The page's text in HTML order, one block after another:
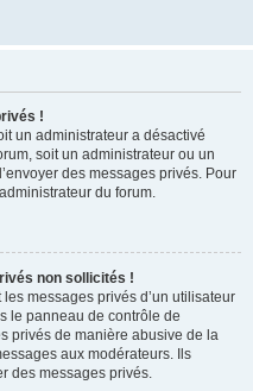
!
un administrateur a désactivé
soit un administrateur ou un
des messages privés. Pour
du forum.
non sollicités !
messages privés d’un utilisateur
le panneau de contrôle de
privés de manière abusive de la
aux modérateurs. Ils
des messages privés.